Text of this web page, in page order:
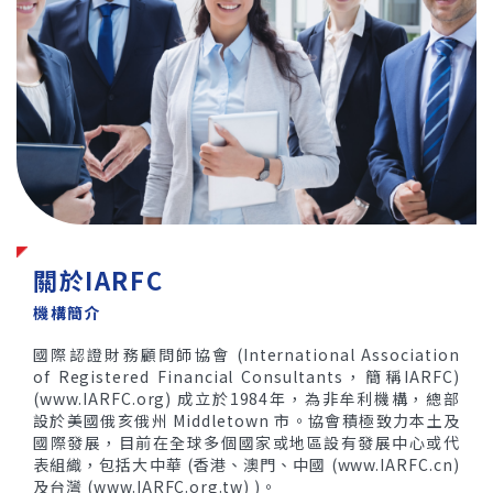
關於IARFC
機構簡介
國際認證財務顧問師協會 (International Association
of Registered Financial Consultants，簡稱IARFC)
(www.IARFC.org) 成立於1984年，為非牟利機構，總部
設於美國俄亥俄州 Middletown 市。協會積極致力本土及
國際發展，目前在全球多個國家或地區設有發展中心或代
表組織，包括大中華 (香港、澳門、中國 (www.IARFC.cn)
及台灣 (www.IARFC.org.tw) )。